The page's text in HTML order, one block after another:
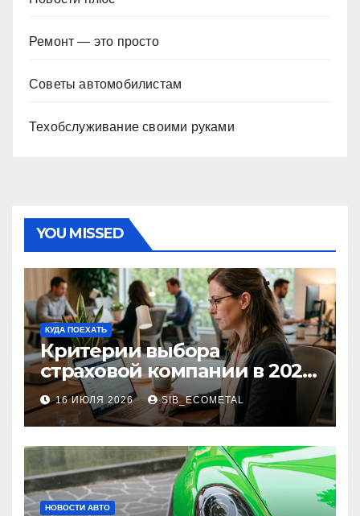
Ремонт — это просто
Советы автомобилистам
Техобслуживание своими руками
YOU MISSED
КУДА ПОЕХАТЬ
Критерии выбора
страховой компании в 2026
году: надежность и
реальные отзывы о
выплатах
16 ИЮЛЯ 2026 SIB_ECOMETAL
НОВОСТИ АВТО